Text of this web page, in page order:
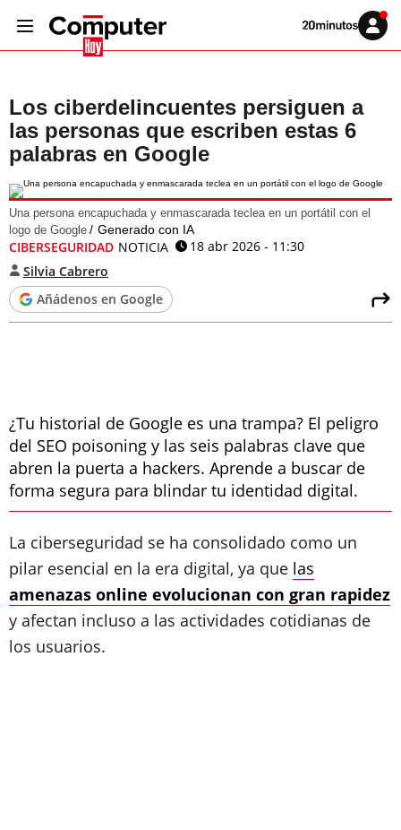
Volver
Iniciar
sesión
Los ciberdelincuentes persiguen a
las personas que escriben estas 6
palabras en Google
Una persona encapuchada y enmascarada teclea en un portátil con el
logo de Google
Generado con IA
CIBERSEGURIDAD NOTICIA
18 abr 2026 - 11:30
Silvia Cabrero
Añádenos en Google
¿Tu historial de Google es una trampa? El peligro
del SEO poisoning y las seis palabras clave que
abren la puerta a hackers. Aprende a buscar de
forma segura para blindar tu identidad digital.
La ciberseguridad se ha consolidado como un
pilar esencial en la era digital, ya que las
amenazas online evolucionan con gran rapidez
y afectan incluso a las actividades cotidianas de
los usuarios.